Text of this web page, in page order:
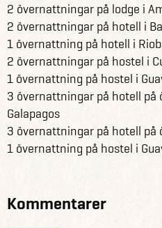
2 övernattningar på lodge i
2 övernattningar på hotell i
1 övernattning på hotell i
2 övernattningar på hostel i
1 övernattning på hostel i
3 övernattningar på hotell på
Galapagos
3 övernattningar på hotell på
1 övernattning på hostel i
Kommentarer